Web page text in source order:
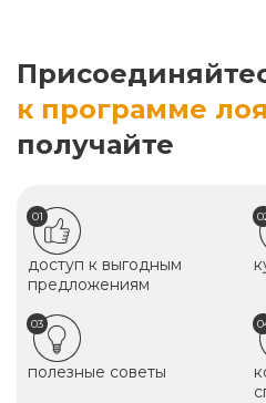
к программе
получайте
01
доступ к выгодным
предложениям
03
полезные советы